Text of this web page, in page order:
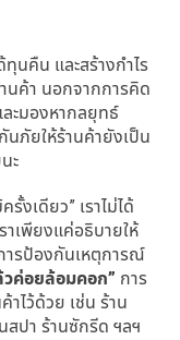
นคืน และสร้างกำไร
นค้า นอกจากการคิด
ะมองหากลยุทธ์
นภัยให้ร้านค้ายังเป็น
ะ
งเดียว” เราไม่ได้
าเพียงแค่อธิบายให้
ารป้องกันเหตุการณ์
วค่อยล้อมคอก” การ
ไว้ด้วย เช่น ร้าน
สปา ร้านซักรีด ฯลฯ